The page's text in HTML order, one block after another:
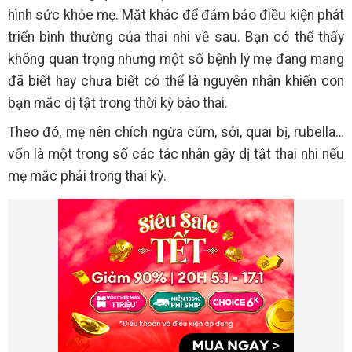
hình sức khỏe mẹ. Mặt khác để đảm bảo điều kiện phát
triển bình thường của thai nhi về sau. Bạn có thể thấy
không quan trọng nhưng một số bệnh lý mẹ đang mang
đã biết hay chưa biết có thể là nguyên nhân khiến con
bạn mắc dị tật trong thời kỳ bào thai.
Theo đó, mẹ nên chích ngừa cúm, sởi, quai bị, rubella…
vốn là một trong số các tác nhân gây dị tật thai nhi nếu
mẹ mắc phải trong thai kỳ.